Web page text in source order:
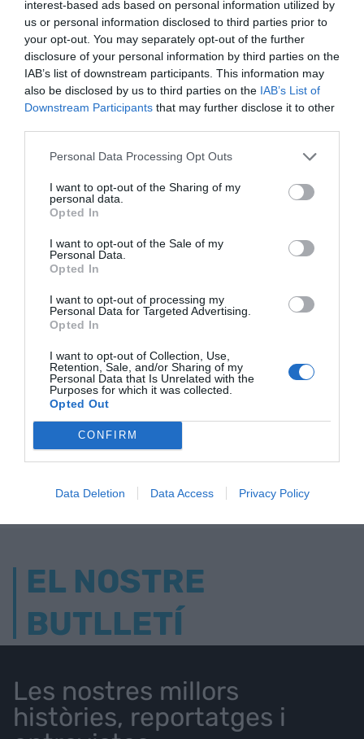
interest-based ads based on personal information utilized by
us or personal information disclosed to third parties prior to
your opt-out. You may separately opt-out of the further
disclosure of your personal information by third parties on the
IAB’s list of downstream participants. This information may
also be disclosed by us to third parties on the IAB’s List of
Downstream Participants that may further disclose it to other
Personal Data Processing Opt Outs
I want to opt-out of the Sharing of my
personal data.
Opted In
I want to opt-out of the Sale of my
Personal Data.
Opted In
I want to opt-out of processing my
Personal Data for Targeted Advertising.
Opted In
I want to opt-out of Collection, Use,
Retention, Sale, and/or Sharing of my
Personal Data that Is Unrelated with the
Purposes for which it was collected.
Opted Out
CONFIRM
Data Deletion Data Access Privacy Policy
El Port de Barcelona ha destacat que el bioGNL
que s'ha utilitzat en aquesta operació s'ha
regasificat a la planta d'Enagás al moll de
l'Energia.
AfegirVIA Empresacom a font preferida de
Estigues informat amb les últimes notícies d'actualitat
ACTIVAR ARA
ELS MÉS LLEGITS
AVUI DESTAQUEM
EL NOSTRE
BUTLLETÍ
Les nostres millors
històries, reportatges i